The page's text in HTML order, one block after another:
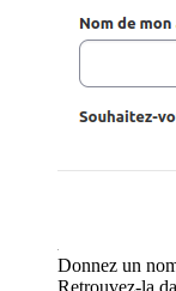
Donnez un
Retrouvez-la